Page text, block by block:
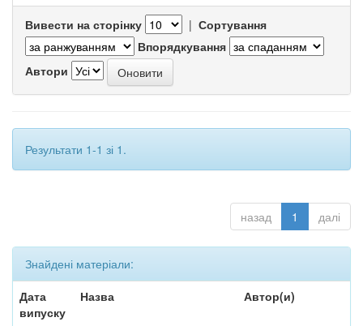
Вивести на сторінку | Сортування
Впорядкування
Автори
Результати 1-1 зі 1.
назад 1 далі
Знайдені матеріали:
Дата
випуску
Назва Автор(и)